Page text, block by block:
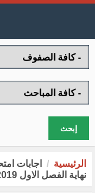
إبحث
الرئيسية
اجابات
نهاية الفصل الاول 2018/2019